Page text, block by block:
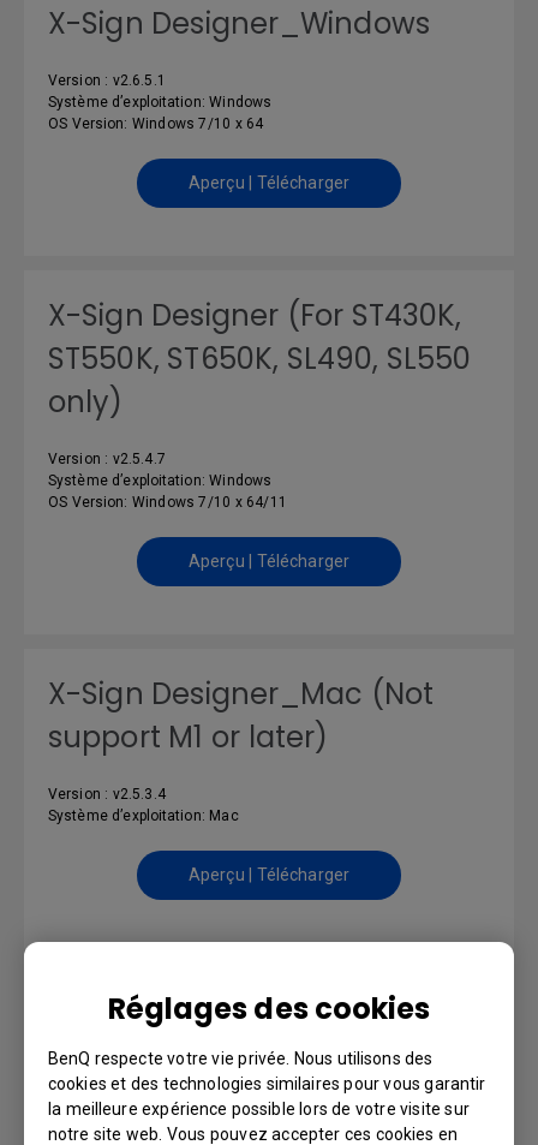
Réglages des cookies
BenQ respecte votre vie privée. Nous utilisons des
cookies et des technologies similaires pour vous garantir
la meilleure expérience possible lors de votre visite sur
notre site web. Vous pouvez accepter ces cookies en
X-Sign Designer_Windows
Version : v2.6.5.1
Système d’exploitation: Windows
OS Version: Windows 7/10 x 64
Aperçu | Télécharger
X-Sign Designer (For ST430K,
ST550K, ST650K, SL490, SL550
only)
Version : v2.5.4.7
Système d’exploitation: Windows
OS Version: Windows 7/10 x 64/11
Aperçu | Télécharger
X-Sign Designer_Mac (Not
support M1 or later)
Version : v2.5.3.4
Système d’exploitation: Mac
Aperçu | Télécharger
Color Management
Version : v.S.1.0.1
Système d’exploitation: Windows10|Windows7